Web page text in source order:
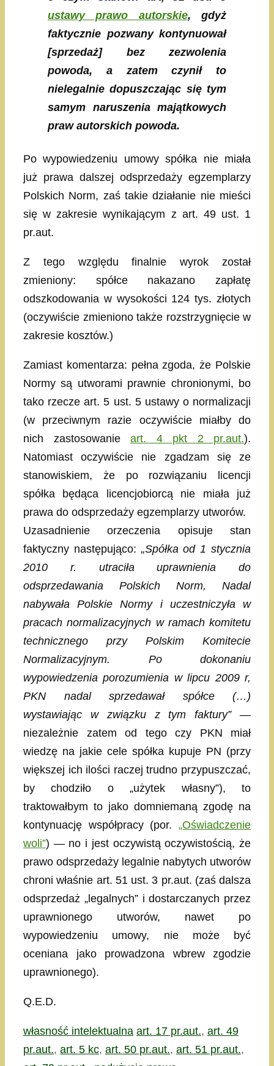
ustawy prawo autorskie, gdyż
faktycznie pozwany kontynuował
[sprzedaż] bez zezwolenia
powoda, a zatem czynił to
nielegalnie dopuszczając się tym
samym naruszenia majątkowych
praw autorskich powoda.
Po wypowiedzeniu umowy spółka nie miała
już prawa dalszej odsprzedaży egzemplarzy
Polskich Norm, zaś takie działanie nie mieści
się w zakresie wynikającym z art. 49 ust. 1
pr.aut.
Z tego względu finalnie wyrok został
zmieniony: spółce nakazano zapłatę
odszkodowania w wysokości 124 tys. złotych
(oczywiście zmieniono także rozstrzygnięcie w
zakresie kosztów.)
Zamiast komentarza: pełna zgoda, że Polskie
Normy są utworami prawnie chronionymi, bo
tako rzecze art. 5 ust. 5 ustawy o normalizacji
(w przeciwnym razie oczywiście miałby do
nich zastosowanie art. 4 pkt 2 pr.aut.).
Natomiast oczywiście nie zgadzam się ze
stanowiskiem, że po rozwiązaniu licencji
spółka będąca licencjobiorcą nie miała już
prawa do odsprzedaży egzemplarzy utworów.
Uzasadnienie orzeczenia opisuje stan
faktyczny następująco: „Spółka od 1 stycznia
2010 r. utraciła uprawnienia do
odsprzedawania Polskich Norm, Nadal
nabywała Polskie Normy i uczestniczyła w
pracach normalizacyjnych w ramach komitetu
technicznego przy Polskim Komitecie
Normalizacyjnym. Po dokonaniu
wypowiedzenia porozumienia w lipcu 2009 r,
PKN nadal sprzedawał spółce (…)
wystawiając w związku z tym faktury”—
niezależnie zatem od tego czy PKN miał
wiedzę na jakie cele spółka kupuje PN (przy
większej ich ilości raczej trudno przypuszczać,
by chodziło o „użytek własny”), to
traktowałbym to jako domniemaną zgodę na
kontynuację współpracy (por. „Oświadczenie
woli”) — no i jest oczywistą oczywistością, że
prawo odsprzedaży legalnie nabytych utworów
chroni właśnie art. 51 ust. 3 pr.aut. (zaś dalsza
odsprzedaż „legalnych” i dostarczanych przez
uprawnionego utworów, nawet po
wypowiedzeniu umowy, nie może być
oceniana jako prowadzona wbrew zgodzie
uprawnionego).
Q.E.D.
Kategorie
własność intelektualna Tagi
art. 17 pr.aut., art. 49
pr.aut., art. 5 kc, art. 50 pr.aut., art. 51 pr.aut.,